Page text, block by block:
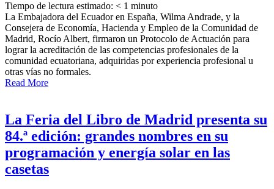
Tiempo de lectura estimado: < 1 minuto
La Embajadora del Ecuador en España, Wilma Andrade, y la
Consejera de Economía, Hacienda y Empleo de la Comunidad de
Madrid, Rocío Albert, firmaron un Protocolo de Actuación para
lograr la acreditación de las competencias profesionales de la
comunidad ecuatoriana, adquiridas por experiencia profesional u
otras vías no formales.
Read More
La Feria del Libro de Madrid presenta su
84.ª edición: grandes nombres en su
programación y energía solar en las
casetas